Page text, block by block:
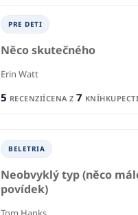
PRE DETI
Něco skutečného
Erin Watt
5 RECENZIÍCENA Z 7
BELETRIA
Neobvyklý typ (něco
povídek)